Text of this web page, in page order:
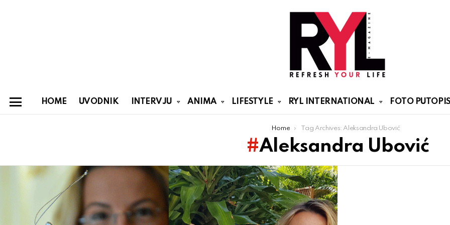
HOME UVODNIK INTERVJU ANIMA LIFESTYLE RYL INTERNATIONAL FOTO PUTOPISI
Home Tag Archives: Aleksandra Ubović
Aleksandra Ubović
Latest